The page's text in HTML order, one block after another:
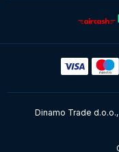
Dinamo Trade